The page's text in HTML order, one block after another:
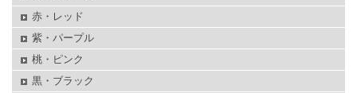
赤・レッド
紫・パープル
桃・ピンク
黒・ブラック